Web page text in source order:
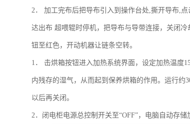
2． 加工完布后把导布引入到操作台处,撕开导布,
达出布 超喂辊时停机，把导布与导带连接，关闭
钮至红色，开动机器让链条空转。
1． 击烘箱按钮进入加热系统界面，设定加热温度
内残存的湿气，从而起到保养烘箱的作用。运行约
以后再关闭。
2．闭电柜电源总控制开关至“OFF”，电脑自动存